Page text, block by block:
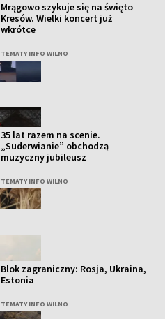
Mrągowo szykuje się na święto
Kresów. Wielki koncert już
wkrótce
TEMATY INFO WILNO
35 lat razem na scenie.
„Suderwianie” obchodzą
muzyczny jubileusz
TEMATY INFO WILNO
Blok zagraniczny: Rosja, Ukraina,
Estonia
TEMATY INFO WILNO